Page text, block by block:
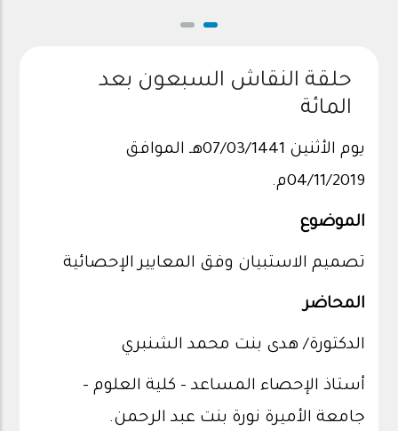
حلقة النقاش السبعون بعد
المائة
يوم الأثنين 07/03/1441هـ الموافق
04/11/2019م.
الموضوع
تصميم الاستبيان وفق المعايير الإحصائية
المحاضر
الدكتورة/ هدى بنت محمد الشنبري
أستاذ الإحصاء المساعد - كلية العلوم -
جامعة الأميرة نورة بنت عبد الرحمن.